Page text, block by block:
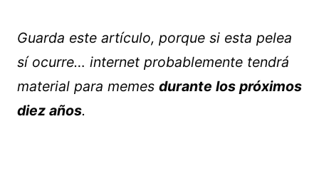
Guarda este artículo, porque si esta pelea
sí ocurre… internet probablemente tendrá
material para memes durante los próximos
diez años.